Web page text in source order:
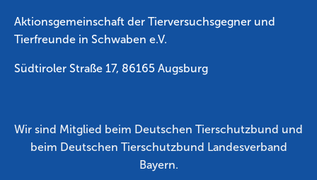
Aktionsgemeinschaft der Tierversuchsgegner und
Tierfreunde in Schwaben e.V.
Südtiroler Straße 17, 86165 Augsburg
Wir sind Mitglied beim Deutschen Tierschutzbund und
beim Deutschen Tierschutzbund Landesverband
Bayern.